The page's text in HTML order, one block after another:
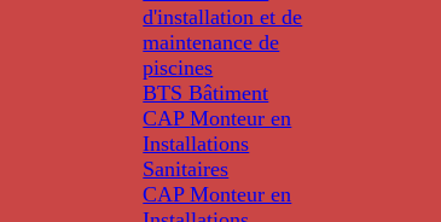
d'installation et de
maintenance de
piscines
BTS Bâtiment
CAP Monteur en
Installations
Sanitaires
CAP Monteur en